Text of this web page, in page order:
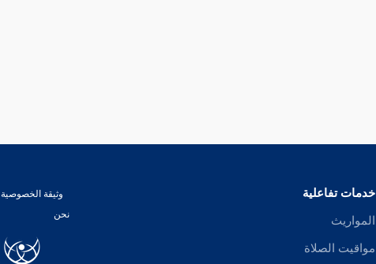
خدمات تفاعلية
المواريث
مواقيت الصلاة
وثيقة الخصوصية
نحن